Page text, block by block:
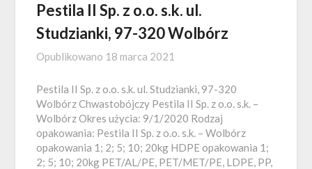
Pestila II Sp. z o.o. s.k. ul.
Studzianki, 97-320 Wolbórz
Opublikowano 18 marca 2021
Pestila II Sp. z o.o. s.k. ul. Studzianki, 97-320
Wolbórz Chwastobójczy Pestila II Sp. z o.o. s.k. –
Wolbórz Okres użycia: 9/1/2020 Rodzaj
opakowania: Pestila II Sp. z o.o. s.k. – Wolbórz
opakowania 1; 2; 5; 10; 20kg HDPE opakowania 1;
2; 5; 10; 20kg PET/AL/PE, PET/MET/PE, LDPE, PP,